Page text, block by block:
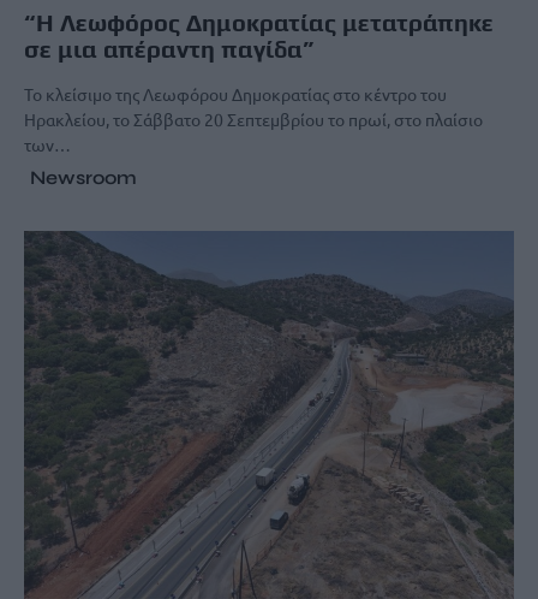
“Η Λεωφόρος Δημοκρατίας μετατράπηκε
σε μια απέραντη παγίδα”
Το κλείσιμο της Λεωφόρου Δημοκρατίας στο κέντρο του
Ηρακλείου, το Σάββατο 20 Σεπτεμβρίου το πρωί, στο πλαίσιο
των…
Newsroom